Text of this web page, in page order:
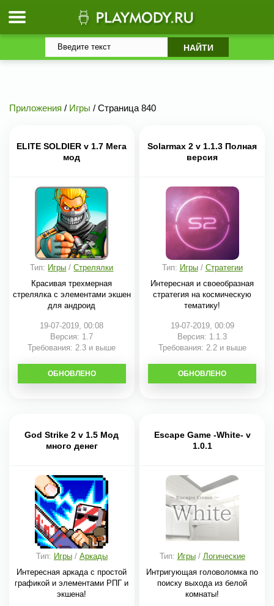
Приложения / Игры / Страница 840
ELITE SOLDIER v 1.7 Мега
мод
Тип: Игры /Стрелялки
Красивая трехмерная
стрелялка с элементами экшен
для андроид
19-07-2019, 00:08
Версия: 1.7
Требования: 2.3 и выше
СКАЧАТЬ
ОБНОВЛЕНО
Solarmax 2 v 1.1.3 Полная
версия
Тип: Игры/ Стратегии
Интересная и своеобразная
стратегия на космическую
тематику!
19-07-2019, 00:09
Версия: 1.1.3
Требования: 2.2 и выше
СКАЧАТЬ
ОБНОВЛЕНО
God Strike 2 v 1.5 Мод
много денег
Тип: Игры/ Аркады
Интересная аркада с простой
графикой и элементами РПГ и
экшена!
Escape Game -White- v
1.0.1
Тип: Игры/ Логические
Интригующая головоломка по
поиску выхода из белой
комнаты!